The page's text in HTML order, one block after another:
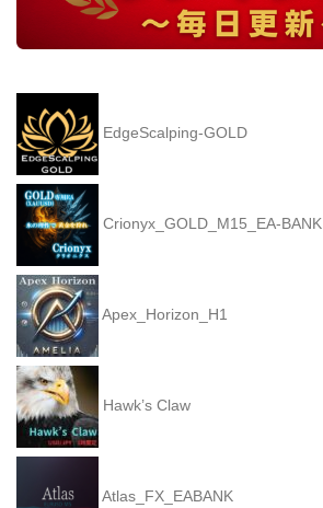
EdgeScalping-GOLD
Crionyx_GOLD_M15_EA-BANK
Apex_Horizon_H1
Hawk’s Claw
Atlas_FX_EABANK